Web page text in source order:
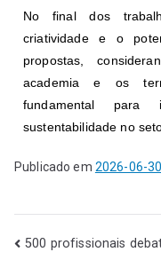
No final dos
criatividade e o
propostas,
academia e os
fundamental
sustentabilidade no
Publicado em 2026-06-30
500 profissionais